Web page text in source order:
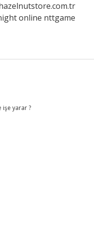
online nttgame
işe yarar ?